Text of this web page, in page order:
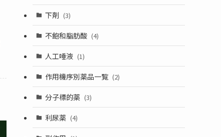
下剤 (3)
不飽和脂肪酸 (4)
人工唾液 (1)
作用機序別薬品一覧 (2)
分子標的薬 (3)
利尿薬 (4)